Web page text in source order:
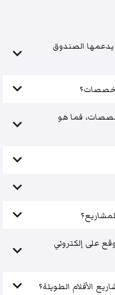
يدعمها الصندوق
فما هو
على إلكتروني
الأفلام الطويلة؟